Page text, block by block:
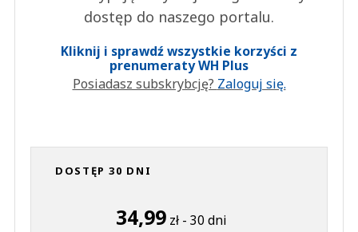
dostęp do naszego portalu.
Kliknij i sprawdź wszystkie korzyści z
prenumeraty WH Plus
Posiadasz subskrybcję? Zaloguj się.
DOSTĘP 30 DNI
34,99 zł - 30 dni